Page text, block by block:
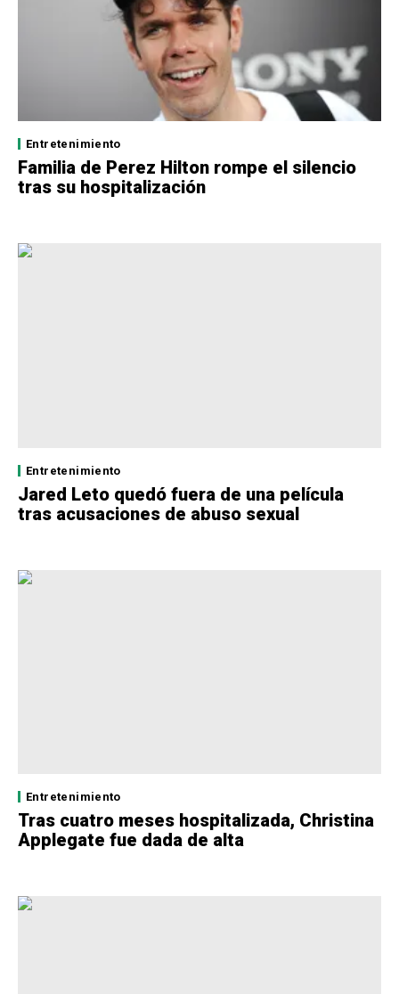
Entretenimiento
Familia de Perez Hilton rompe el silencio
tras su hospitalización
Entretenimiento
Jared Leto quedó fuera de una película
tras acusaciones de abuso sexual
Entretenimiento
Tras cuatro meses hospitalizada, Christina
Applegate fue dada de alta